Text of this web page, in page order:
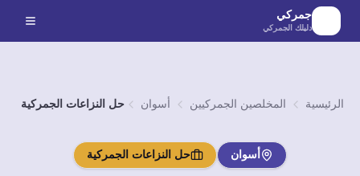
الانتقال إلى المحتوى الرئيسي
جمركي
دليلك الجمركي
الرئيسية المخلصين الجمركيين أسوان حل النزاعات الجمركية
أسوان حل النزاعات الجمركية